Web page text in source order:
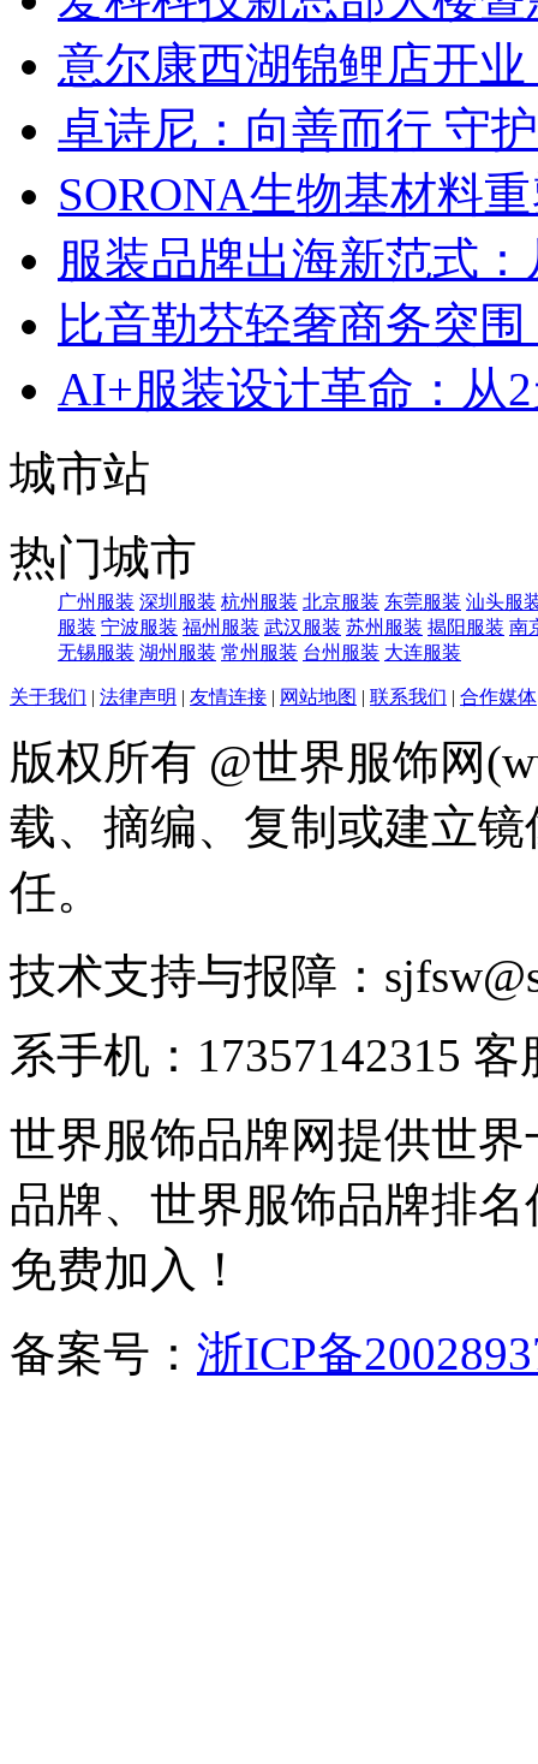
意尔康西湖锦鲤店开
卓诗尼：向善而行 守
SORONA生物基材料
服装品牌出海新范式
比音勒芬轻奢商务突
AI+服装设计革命：从
城市站
热门城市
广州服装 深圳服装 杭州服装 北京服装 东莞服装 汕头服
服装 宁波服装 福州服装 武汉服装 苏州服装 揭阳服装 南
无锡服装 湖州服装 常州服装 台州服装 大连服装
关于我们 | 法律声明 | 友情连接 | 网站地图 | 联系我们 | 合作媒体
版权所有 @世界服饰网
载、摘编、复制或建立
任。
技术支持与报障：
系手机：17357142315 客
世界服饰品牌网提供世
品牌、世界服饰品牌排
免费加入！
备案号： 浙ICP备